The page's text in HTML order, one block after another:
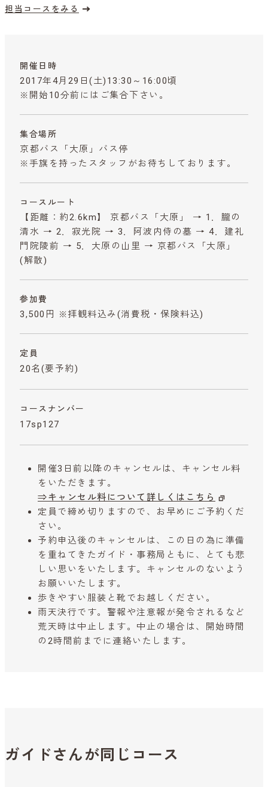
担当コースをみる
開催日時
2017年4月29日(土)13:30～16:00頃
※開始10分前にはご集合下さい。
集合場所
京都バス「大原」バス停
※手旗を持ったスタッフがお待ちしております。
コースルート
【距離：約2.6km】 京都バス「大原」 → 1．朧の
清水 → 2．寂光院 → 3．阿波内侍の墓 → 4．建礼
門院陵前 → 5．大原の山里 → 京都バス「大原」
(解散)
参加費
3,500円 ※拝観料込み (消費税・保険料込)
定員
20名(要予約)
コースナンバー
17sp127
開催3日前以降のキャンセルは、キャンセル料
をいただきます。
⇒キャンセル料について詳しくはこちら
定員で締め切りますので、お早めにご予約くだ
さい。
予約申込後のキャンセルは、この日の為に準備
を重ねてきたガイド・事務局ともに、とても悲
しい思いをいたします。キャンセルのないよう
お願いいたします。
歩きやすい服装と靴でお越しください。
雨天決行です。警報や注意報が発令されるなど
荒天時は中止します。中止の場合は、開始時間
の2時間前までに連絡いたします。
ガイドさんが同じコース